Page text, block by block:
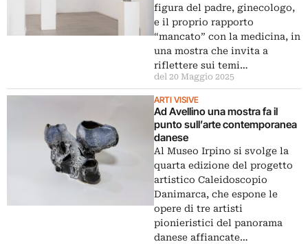
figura del padre, ginecologo,
e il proprio rapporto
“mancato” con la medicina, in
una mostra che invita a
riflettere sui temi…
del 20 Maggio 2025
ARTI VISIVE
Ad Avellino una mostra fa il
punto sull’arte contemporanea
danese
Al Museo Irpino si svolge la
quarta edizione del progetto
artistico Caleidoscopio
Danimarca, che espone le
opere di tre artisti
pionieristici del panorama
danese affiancate…